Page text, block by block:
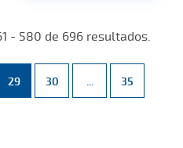
- 580 de 696 resultados.
Use TAB para desplazarse.
Página
29 Página
30 ... Páginas
Página
35